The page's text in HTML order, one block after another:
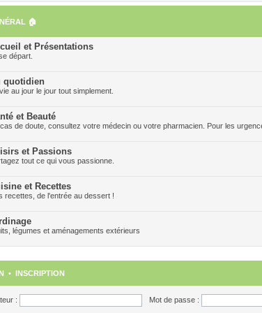
🏠
et Présentations
départ.
quotidien
au jour le jour tout simplement.
et Beauté
de doute, consultez votre médecin ou votre pharmacien. Pour les
et Passions
tout ce qui vous passionne.
et Recettes
recettes, de l'entrée au dessert !
légumes et aménagements extérieurs
• INSCRIPTION
: Mot de passe :